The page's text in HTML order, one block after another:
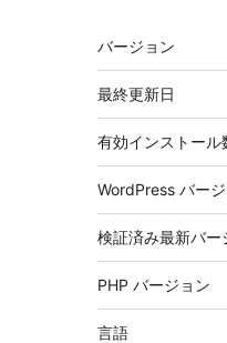
メ
タ
バージョン
最終更新日
有効インストール
WordPress バー
検証済み最新バー
PHP バージョン
言語